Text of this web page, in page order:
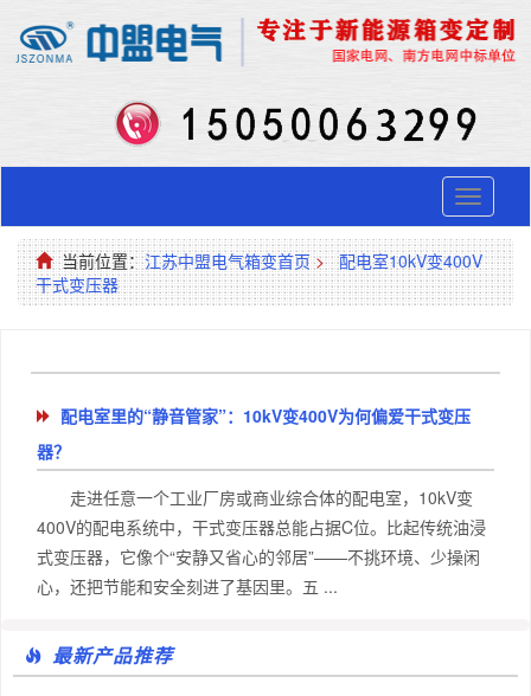
Toggle
当前位置：江苏中盟电气箱变首页 >
配电室10kV变400V
干式变压器
配电室里的“静音管家”：10kV变400V为何偏爱干式变压
器？
走进任意一个工业厂房或商业综合体的配电室，10kV变
400V的配电系统中，干式变压器总能占据C位。比起传统油浸
式变压器，它像个“安静又省心的邻居”——不挑环境、少操闲
心，还把节能和安全刻进了基因里。五 ...
最新产品推荐